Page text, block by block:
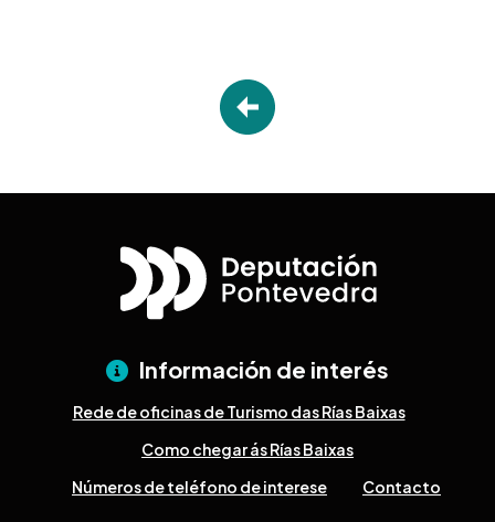
Información de interés
Rede de oficinas de Turismo das Rías Baixas
Como chegar ás Rías Baixas
Números de teléfono de interese
Contacto